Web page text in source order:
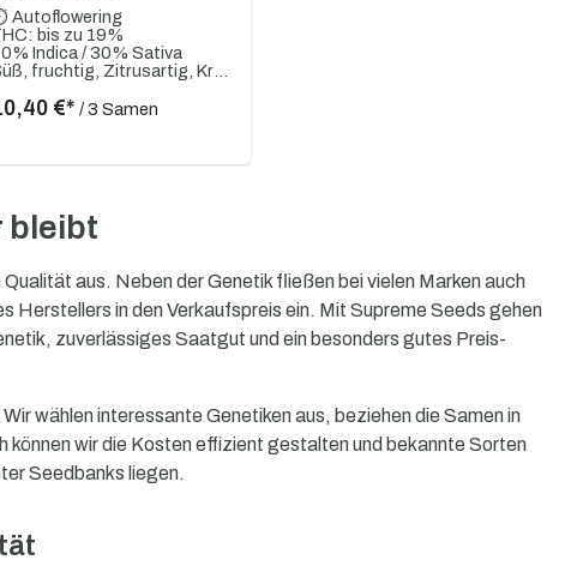
Autoflowering
bis zu 19%
Indica / 30% Sativa
Süß, fruchtig, Zitrusartig, Kräuter
€* / 3 Samen
bleibt
aus. Neben der Genetik fließen bei vielen Marken auch
in den Verkaufspreis ein. Mit Supreme Seeds gehen
zuverlässiges Saatgut und ein besonders gutes Preis-
wählen interessante Genetiken aus, beziehen die Samen in
können wir die Kosten effizient gestalten und bekannte Sorten
Seedbanks liegen.